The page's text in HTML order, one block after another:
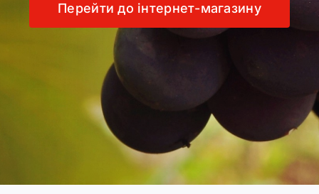
Перейти до інтернет-магазину